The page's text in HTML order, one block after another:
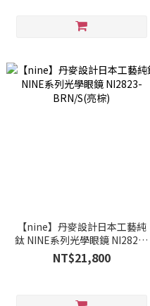
【nine】丹麥設計日本工藝純
鈦 NINE系列光學眼鏡 NI2823-
BRN/S(亮棕)
NT$21,800